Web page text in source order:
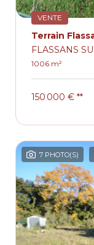
VENTE
Terrain
FLASSANS
1006 m²
150 000 € **
7 PHOTO(S)